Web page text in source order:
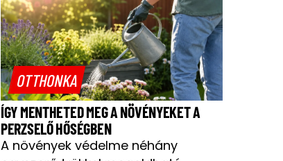
OTTHONKA
ÍGY MENTHETED MEG A NÖVÉNYEKET A
PERZSELŐ HŐSÉGBEN
A növények védelme néhány